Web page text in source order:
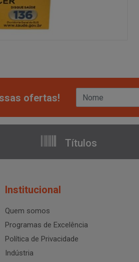
ofertas!
Títulos
Institucional
Quem somos
Programas de Excelência
Política de Privacidade
Indústria